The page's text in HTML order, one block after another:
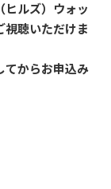
ヒルズ）ウォッ
視聴いただけま
てからお申込み